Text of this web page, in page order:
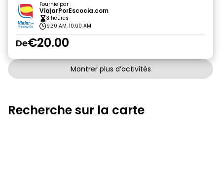
Fournie par
ViajarPorEscocia.com
3 heures
9:30 AM, 10:00 AM
De€20.00
Montrer plus d’activités
Recherche sur la carte